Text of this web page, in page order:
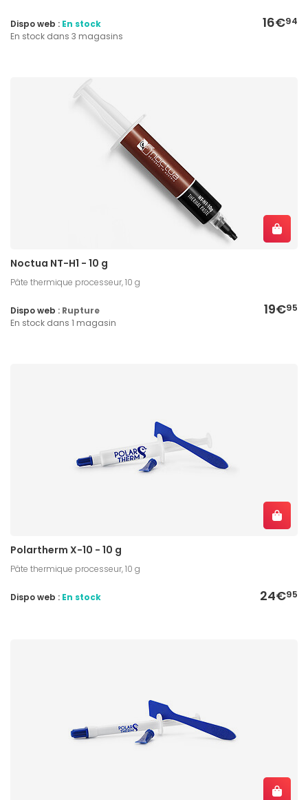
16€94
Dispo web : En stock
En stock dans 3 magasins
Noctua NT-H1 - 10 g
Pâte thermique processeur, 10 g
19€95
Dispo web : Rupture
En stock dans 1 magasin
Polartherm X-10 - 10 g
Pâte thermique processeur, 10 g
24€95
Dispo web : En stock